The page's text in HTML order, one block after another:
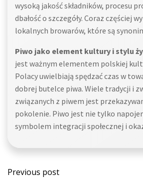
wysoką jakość składników, procesu
dbałość o szczegóły. Coraz częściej
lokalnych browarów, które są
Piwo jako element kultury i stylu
jest ważnym elementem polskiej
Polacy uwielbiają spędzać czas w
dobrej butelce piwa. Wiele tradycji i
związanych z piwem jest
pokolenie. Piwo jest nie tylko
symbolem integracji społecznej i
Post
Previous post